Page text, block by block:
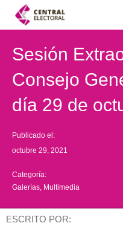
Sesión
Consejo
día 29 de
Publicado el:
octubre 29, 2021
Categoría:
Galerías Multimedia
ESCRITO POR: